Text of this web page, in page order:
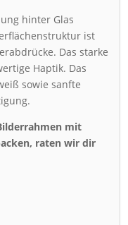
hinter Glas
ist
Das starke
Haptik. Das
sowie sanfte
mit
raten wir dir